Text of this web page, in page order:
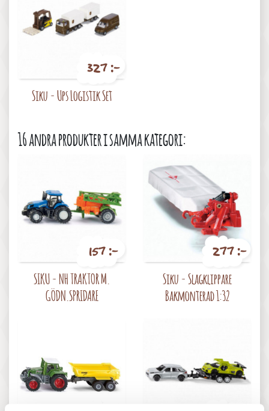
327 :-
Siku - Ups Logistik Set
16 andra produkter i samma kategori:
157 :-
SIKU - NH TRAKTOR M.
GÖDN.SPRIDARE
277 :-
Siku - Slagklippare
Bakmonterad 1:32